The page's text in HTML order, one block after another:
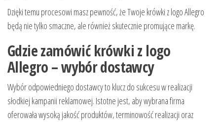
Dzięki temu procesowi masz pewność, że Twoje krówki z logo Allegro
będą nie tylko smaczne, ale również skutecznie promujące markę.
Gdzie zamówić krówki z logo
Allegro – wybór dostawcy
Wybór odpowiedniego dostawcy to klucz do sukcesu w realizacji
słodkiej kampanii reklamowej. Istotne jest, aby wybrana firma
oferowała wysoką jakość produktów, terminowość realizacji oraz